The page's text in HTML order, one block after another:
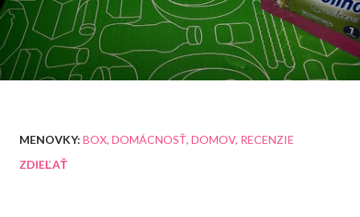
MENOVKY: BOX DOMÁCNOSŤ DOMOV RECENZIE
ZDIEĽAŤ